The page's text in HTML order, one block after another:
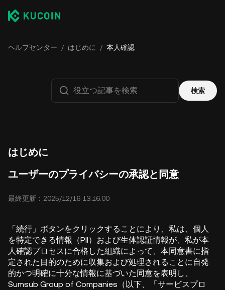
ヘルプセンター / はじめに / 本人確認
検索
はじめに
ユーザーのプライバシーの承認と同意
最終更新：2025/12/16 13:16:00
「続行」ボタンをクリックすることにより、私は、個人
を特定できる情報（PII）および生体認証情報が、私が本
人確認プロセスに合格した組織によって、本同意書に指
定された目的のために収集および処理されることに自発
的かつ明確に十分な情報に基づいた同意を表明し、
Sumsub Group of Companies（以下、「サービスプロ